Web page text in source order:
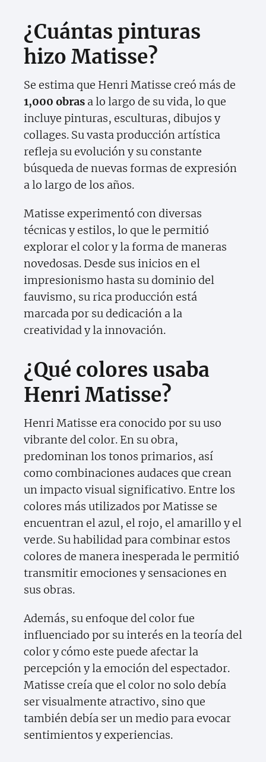
¿Cuántas pinturas
hizo Matisse?
Se estima que Henri Matisse creó más de
1,000 obras a lo largo de su vida, lo que
incluye pinturas, esculturas, dibujos y
collages. Su vasta producción artística
refleja su evolución y su constante
búsqueda de nuevas formas de expresión
a lo largo de los años.
Matisse experimentó con diversas
técnicas y estilos, lo que le permitió
explorar el color y la forma de maneras
novedosas. Desde sus inicios en el
impresionismo hasta su dominio del
fauvismo, su rica producción está
marcada por su dedicación a la
creatividad y la innovación.
¿Qué colores usaba
Henri Matisse?
Henri Matisse era conocido por su uso
vibrante del color. En su obra,
predominan los tonos primarios, así
como combinaciones audaces que crean
un impacto visual significativo. Entre los
colores más utilizados por Matisse se
encuentran el azul, el rojo, el amarillo y el
verde. Su habilidad para combinar estos
colores de manera inesperada le permitió
transmitir emociones y sensaciones en
sus obras.
Además, su enfoque del color fue
influenciado por su interés en la teoría del
color y cómo este puede afectar la
percepción y la emoción del espectador.
Matisse creía que el color no solo debía
ser visualmente atractivo, sino que
también debía ser un medio para evocar
sentimientos y experiencias.